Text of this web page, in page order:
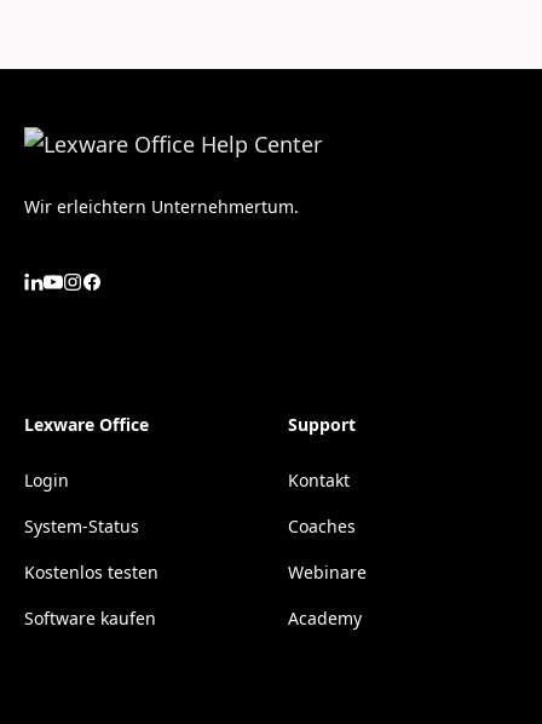
Wir erleichtern Unternehmertum.
Lexware Office
Login
System-Status
Kostenlos testen
Software kaufen
Support
Kontakt
Coaches
Webinare
Academy